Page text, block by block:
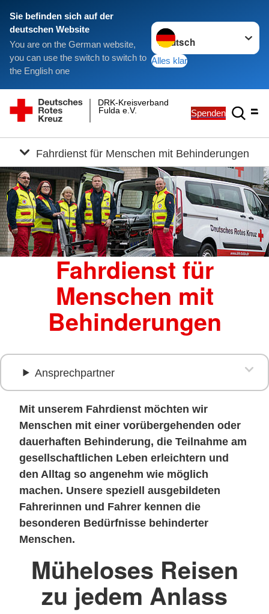
Sie befinden sich auf der
deutschen Website
You are on the German website,
you can use the switch to switch to
the English one
Sprache wechseln zu
Alles klar
Fulda e.V.
DRK-Kreisverband
Spenden
Fahrdienst für Menschen mit Behinderungen
Fahrdienst für
Menschen mit
Behinderungen
Ansprechpartner
Mit unserem Fahrdienst möchten wir
Menschen mit einer vorübergehenden oder
dauerhaften Behinderung, die Teilnahme am
gesellschaftlichen Leben erleichtern und
den Alltag so angenehm wie möglich
machen. Unsere speziell ausgebildeten
Fahrerinnen und Fahrer kennen die
besonderen Bedürfnisse behinderter
Menschen.
Müheloses Reisen
zu jedem Anlass